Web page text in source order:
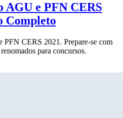
AGU e PFN CERS
Completo
CERS 2021. Prepare-se com
para concursos.